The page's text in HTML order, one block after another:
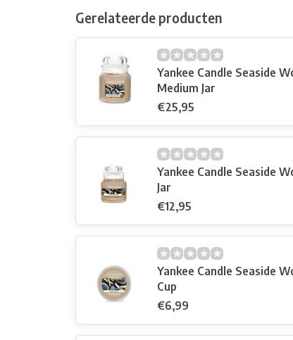
Gerelateerde producten
Yankee Candle Seaside
Medium Jar
€25,95
Yankee Candle Seaside
Jar
€12,95
Yankee Candle Seaside
Cup
€6,99